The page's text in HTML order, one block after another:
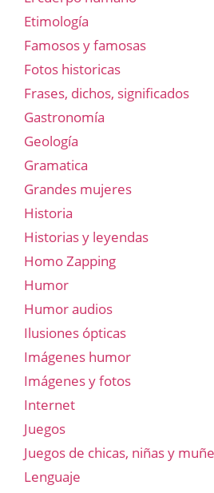
Etimología
Famosos y famosas
Fotos historicas
Frases, dichos, significados
Gastronomía
Geología
Gramatica
Grandes mujeres
Historia
Historias y leyendas
Homo Zapping
Humor
Humor audios
Ilusiones ópticas
Imágenes humor
Imágenes y fotos
Internet
Juegos
Juegos de chicas, niñas y
Lenguaje